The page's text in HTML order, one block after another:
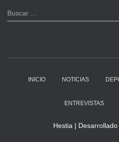
B
u
Buscar …
INICIO NOTICIAS
ENTREVISTAS
Hestia |